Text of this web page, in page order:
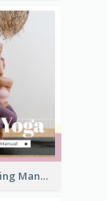
Yoga Training Manual